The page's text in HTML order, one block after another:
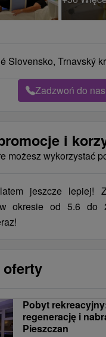
Slovensko, Trnavský
Zadzwoń do
i
możesz wykorzystać
jeszcze lepiej!
okresie od 5.6 do
oferty
Pobyt
regenerację i
Pieszczan